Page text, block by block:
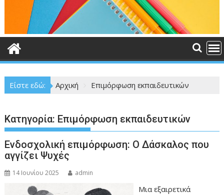
Είστε εδώ: Αρχική Επιμόρφωση εκπαιδευτικών
Κατηγορία: Επιμόρφωση εκπαιδευτικών
Ενδοσχολική επιμόρφωση: Ο Δάσκαλος που
αγγίζει Ψυχές
14 Ιουνίου 2025 admin
Μια εξαιρετικά